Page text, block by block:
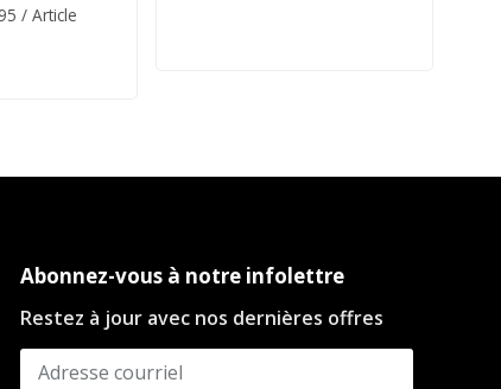
/ Article
Abonnez-vous à notre infolettre
Restez à jour avec nos dernières offres